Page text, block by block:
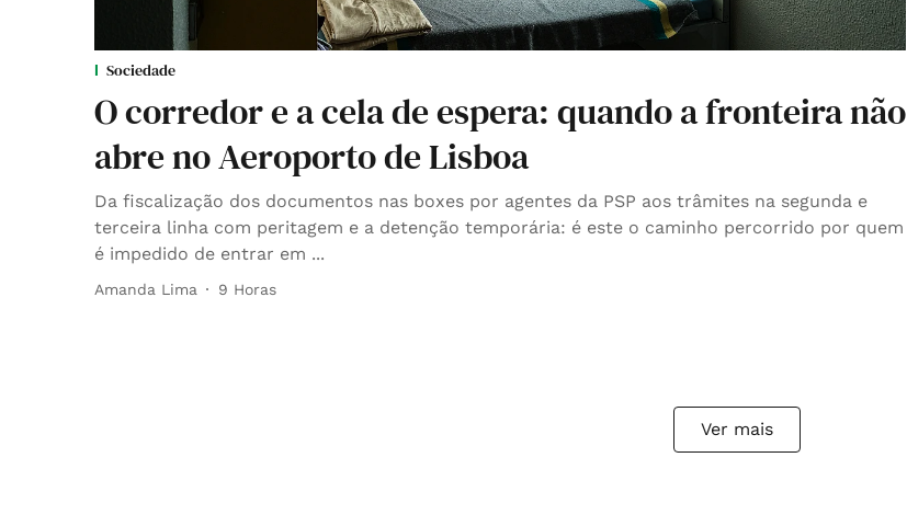
Sociedade
O corredor e a cela de espera: quando a fronteira não
abre no Aeroporto de Lisboa
Da fiscalização dos documentos nas boxes por agentes da PSP aos trâmites na segunda e
terceira linha com peritagem e a detenção temporária: é este o caminho percorrido por quem
é impedido de entrar em ...
Amanda Lima 9 Horas
Ver mais